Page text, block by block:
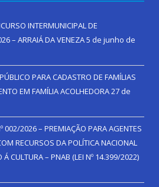
INTERMUNICIPAL DE
– ARRAIÁ DA VENEZA5 de junho de
PARA CADASTRO DE FAMÍLIAS
EM FAMÍLIA ACOLHEDORA27 de
002/2026 – PREMIAÇÃO PARA AGENTES
RECURSOS DA POLÍTICA NACIONAL
Á CULTURA – PNAB (LEI Nº 14.399/2022)